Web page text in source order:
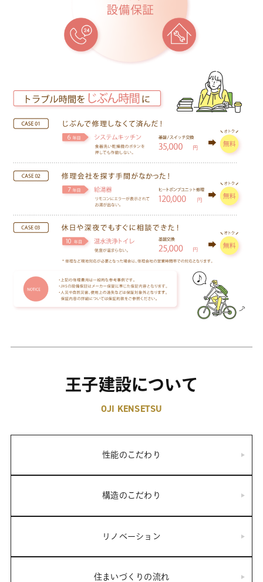
王子建設について
OJI KENSETSU
性能のこだわり
構造のこだわり
リノベーション
住まいづくりの流れ